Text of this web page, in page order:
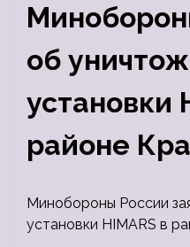
об
установки
районе
Минобороны России
установки HIMARS в